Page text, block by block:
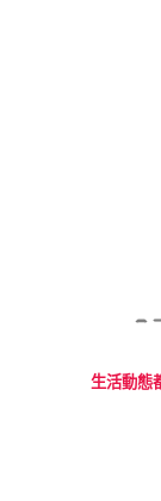
生活動態